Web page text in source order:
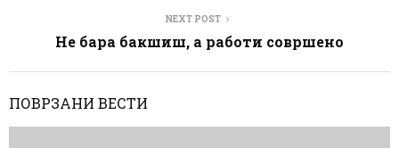
NEXT POST
Не бара бакшиш, а работи совршено
ПОВРЗАНИ ВЕСТИ